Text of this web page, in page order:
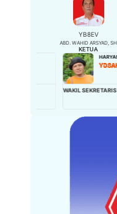
YB8EV
ABD. WAHID ARSYAD, SH
KETUA
HARYANTO NP,
YD8AHY
WAKIL SEKRETARIS